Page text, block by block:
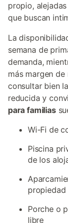
propio,
que buscan
La
semana de
demanda,
más margen
consultar bien
reducida y
para familias
Wi-Fi de
Piscina
de los
propiedad
Porche o
libre